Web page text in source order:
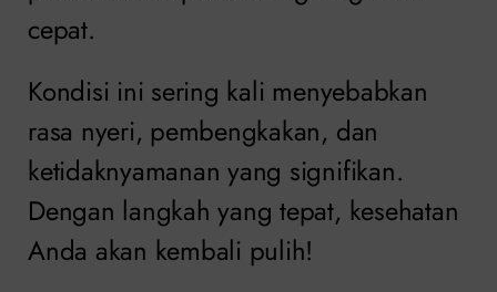
cepat.
Kondisi ini sering kali menyebabkan
rasa nyeri, pembengkakan, dan
ketidaknyamanan yang signifikan.
Dengan langkah yang tepat, kesehatan
Anda akan kembali pulih!